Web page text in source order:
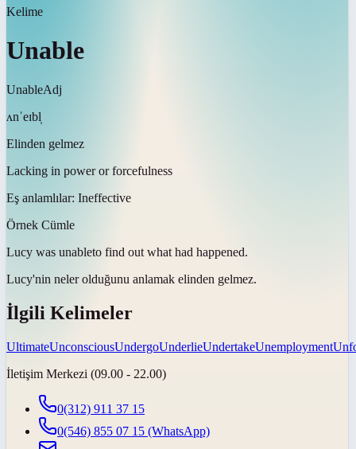
Kelime
Unable
UnableAdj
ʌnˈeɪbl̩
Elinden gelmez
Lacking in power or forcefulness
Eş anlamlılar: Ineffective
Örnek Cümle
Lucy was unableto find out what had happened.
Lucy'nin neler olduğunu anlamak elinden gelmez.
İlgili Kelimeler
UltimateUnconsciousUndergoUnderlieUndertakeUnemployment
İletişim Merkezi (09.00 - 22.00)
0(312) 911 37 15
0(546) 855 07 15 (WhatsApp)